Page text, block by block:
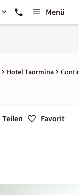
Menü
Hotel Taormina
Teilen Favorit